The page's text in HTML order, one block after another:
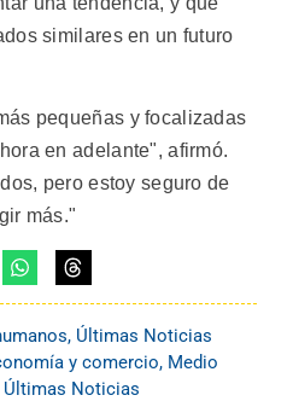
similares en un futuro
pequeñas y focalizadas
en adelante", afirmó.
pero estoy seguro de
más."
, Últimas Noticias
y comercio, Medio
Últimas Noticias